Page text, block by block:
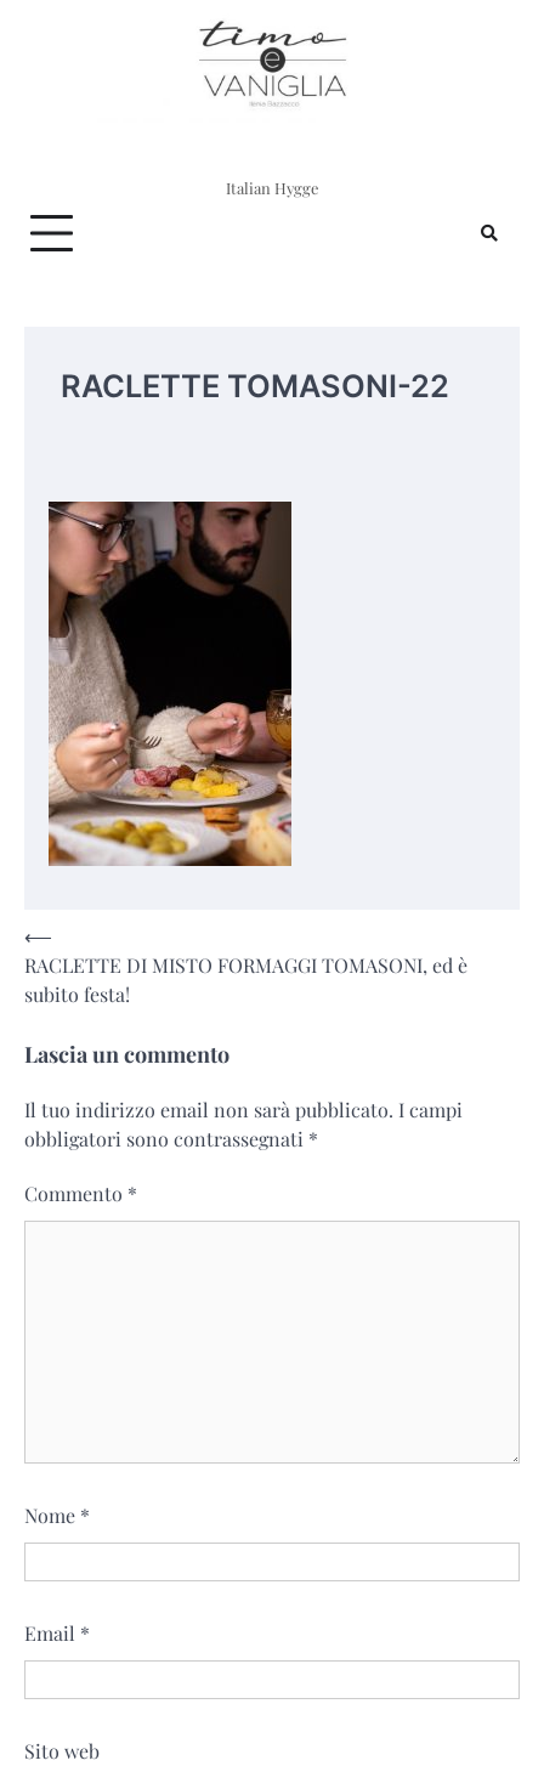
Italian Hygge
RACLETTE TOMASONI-22
Navigazione
articoli
⟵
RACLETTE DI MISTO FORMAGGI TOMASONI, ed è
subito festa!
Lascia un commento
Il tuo indirizzo email non sarà pubblicato. I campi
obbligatori sono contrassegnati *
Commento *
Nome *
Email *
Sito web